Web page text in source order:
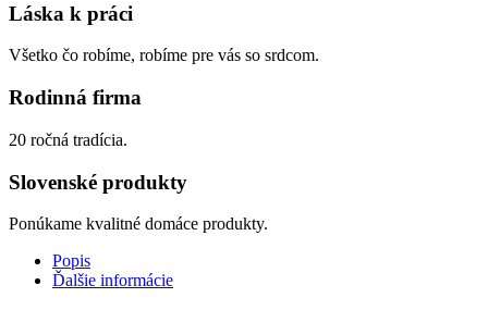
Láska k práci
Všetko čo robíme, robíme pre vás so srdcom.
Rodinná firma
20 ročná tradícia.
Slovenské produkty
Ponúkame kvalitné domáce produkty.
Popis
Ďalšie informácie